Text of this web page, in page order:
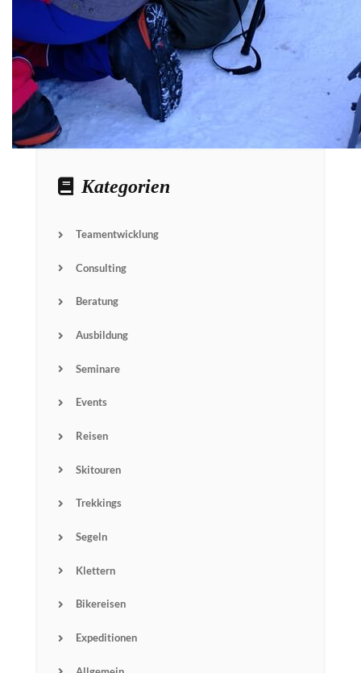
Kategorien
Teamentwicklung
Consulting
Beratung
Ausbildung
Seminare
Events
Reisen
Skitouren
Trekkings
Segeln
Klettern
Bikereisen
Expeditionen